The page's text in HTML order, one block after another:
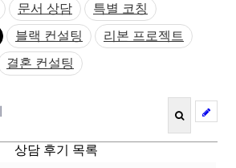
문서 상담
특별 코칭
블랙 컨설팅
리본 프로젝트
결혼 컨설팅
상담 후기 목록